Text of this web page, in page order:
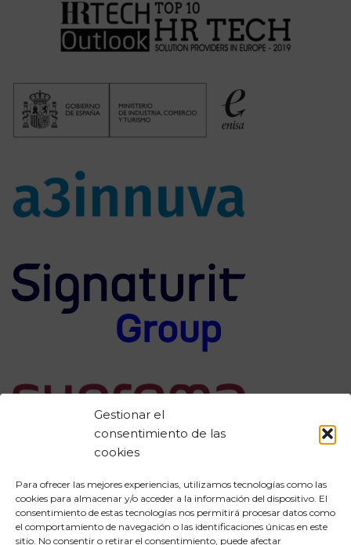
Gestionar el
consentimiento de las
cookies
Para ofrecer las mejores experiencias, utilizamos tecnologías como las
cookies para almacenar y/o acceder a la información del dispositivo. El
consentimiento de estas tecnologías nos permitirá procesar datos como
el comportamiento de navegación o las identificaciones únicas en este
sitio. No consentir o retirar el consentimiento, puede afectar
Aviso legal